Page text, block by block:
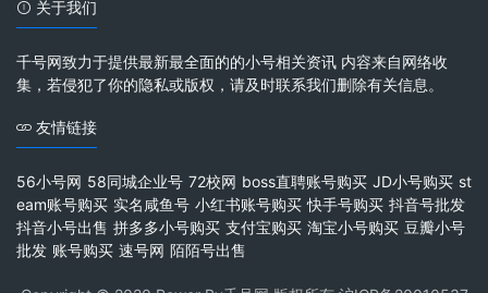
关于我们
千号网致力于提供最新最全面的的小号相关资讯 内容来自网络收
集，若侵犯了你的隐私或版权，请及时联系我们删除有关信息。
友情链接
56小号网 58同城企业号 72校网 boss直聘账号购买 JD小号购买 st
eam账号购买 实名咸鱼号 小红书账号购买 快手号购买 抖音号批发
抖音小号出售 拼多多小号购买 支付宝购买 淘宝小号购买 豆瓣小号
批发 账号购买 速号网 陌陌号出售